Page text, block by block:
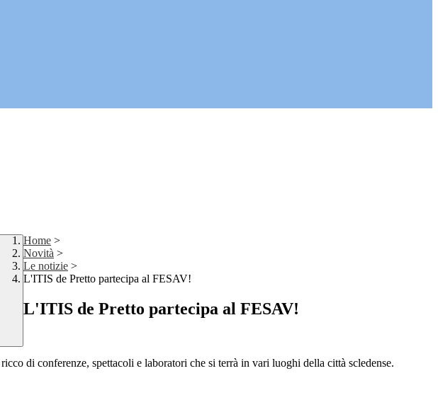
Home >
Novità >
Le notizie >
L'ITIS de Pretto partecipa al FESAV!
L'ITIS de Pretto partecipa al FESAV!
di conferenze, spettacoli e laboratori che si terrà in vari luoghi della città scledense.